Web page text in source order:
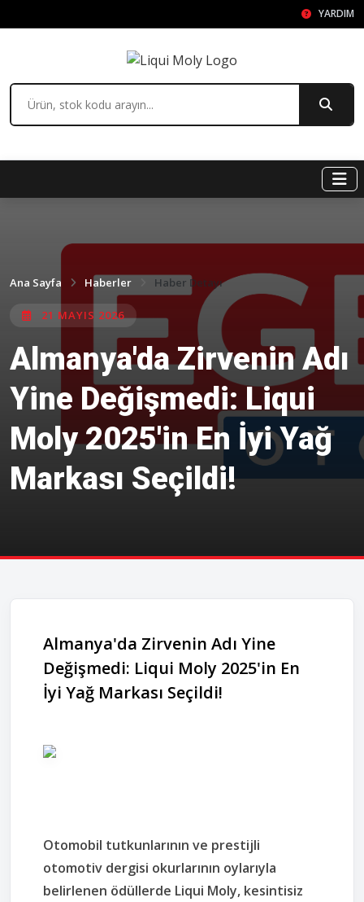
YARDIM
Ana Sayfa Haberler Haber Detayı
21 MAYIS 2026
Almanya'da Zirvenin Adı
Yine Değişmedi: Liqui
Moly 2025'in En İyi Yağ
Markası Seçildi!
Almanya'da Zirvenin Adı Yine
Değişmedi: Liqui Moly 2025'in En
İyi Yağ Markası Seçildi!
Otomobil tutkunlarının ve prestijli
otomotiv dergisi okurlarının oylarıyla
belirlenen ödüllerde Liqui Moly, kesintisiz